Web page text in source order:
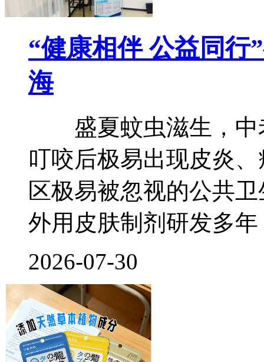
“健康相伴 公益同
海
盛夏蚊虫滋生，中
叮咬后极易出现皮炎
区极易被忽视的公共
外用皮肤制剂研发多年
2026-07-30